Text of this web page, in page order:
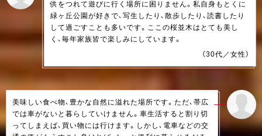
供をつれて遊びに行く場所に困りません。私自身もとくに
緑ヶ丘公園が好きで、写生したり、散歩したり、読書したり
して過ごすことも多いです。ここの桜並木はとても美し
く、毎年家族皆で楽しみにしています。
（30代／女性）
美味しい食べ物、豊かな自然に溢れた場所です。ただ、帯広
では車がないと暮らしていけません。車生活すると割り切
ってしまえば、買い物には行けます。しかし、電車などの交